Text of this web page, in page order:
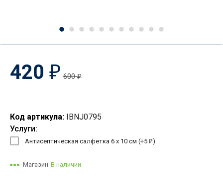
420 ₽ 600₽
Код артикула: IBNJ0795
Услуги:
Антисептическая салфетка 6 х 10 см (+5 ₽)
Магазин В наличии